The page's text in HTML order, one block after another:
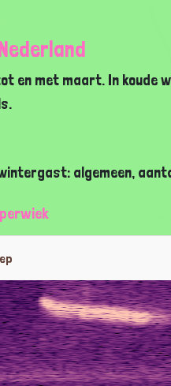
en met maart. In koude
algemeen,